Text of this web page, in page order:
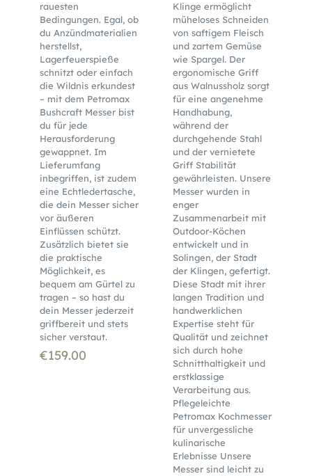
rauesten
Bedingungen. Egal, ob
du Anzündmaterialien
herstellst,
Lagerfeuerspieße
schnitzt oder einfach
die Wildnis erkundest
– mit dem Petromax
Bushcraft Messer bist
du für jede
Herausforderung
gewappnet. Im
Lieferumfang
inbegriffen, ist zudem
eine Echtledertasche,
die dein Messer sicher
vor äußeren
Einflüssen schützt.
Zusätzlich bietet sie
die praktische
Möglichkeit, es
bequem am Gürtel zu
tragen – so hast du
dein Messer jederzeit
griffbereit und stets
sicher verstaut.
€159.00
Klinge ermöglicht
müheloses Schneiden
von saftigem Fleisch
und zartem Gemüse
wie Spargel. Der
ergonomische Griff
aus Walnussholz sorgt
für eine angenehme
Handhabung,
während der
durchgehende Stahl
und der vernietete
Griff Stabilität
gewährleisten. Unsere
Messer wurden in
enger
Zusammenarbeit mit
Outdoor-Köchen
entwickelt und in
Solingen, der Stadt
der Klingen, gefertigt.
Diese Stadt mit ihrer
langen Tradition und
handwerklichen
Expertise steht für
Qualität und zeichnet
sich durch hohe
Schnitthaltigkeit und
erstklassige
Verarbeitung aus.
Pflegeleichte
Petromax Kochmesser
für unvergessliche
kulinarische
Erlebnisse Unsere
Messer sind leicht zu